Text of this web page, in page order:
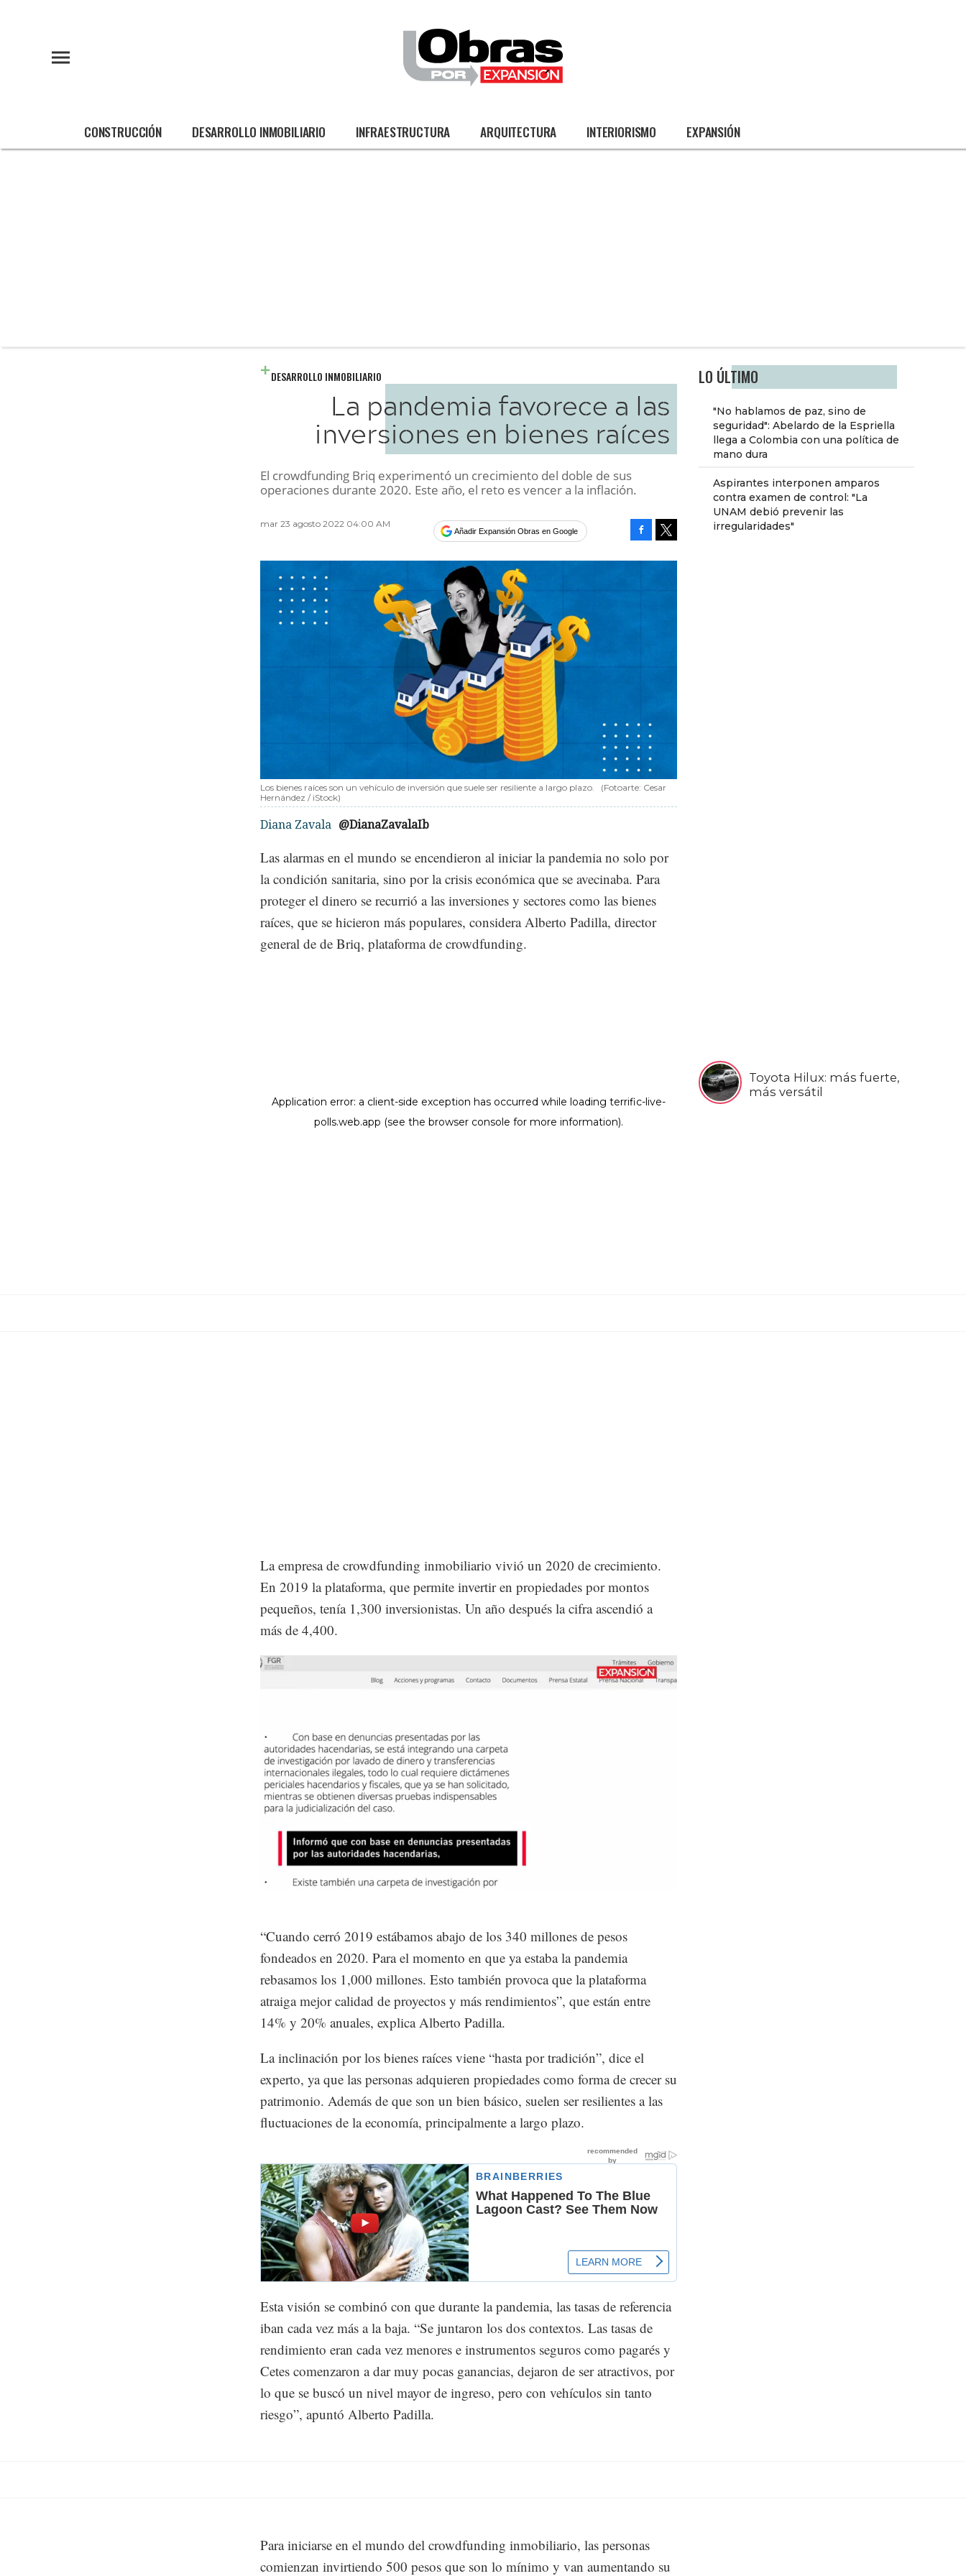
CONSTRUCCIÓN DESARROLLO INMOBILIARIO INFRAESTRUCTURA ARQUITECTURA INTERIORISMO EXPANSIÓN
LO ÚLTIMO
"No hablamos de paz, sino de
seguridad": Abelardo de la Espriella
llega a Colombia con una política de
mano dura
Aspirantes interponen amparos
contra examen de control: "La
UNAM debió prevenir las
irregularidades"
Toyota Hilux: más fuerte,
más versátil
DESARROLLO INMOBILIARIO
La pandemia favorece a las
inversiones en bienes raíces
El crowdfunding Briq experimentó un crecimiento del doble de sus
operaciones durante 2020. Este año, el reto es vencer a la inflación.
mar 23 agosto 2022 04:00 AM
Añadir Expansión Obras en Google
Los bienes raíces son un vehículo de inversión que suele ser resiliente a largo plazo.
(Fotoarte: Cesar
Hernández / iStock)
Diana Zavala @DianaZavalaIb
Las alarmas en el mundo se encendieron al iniciar la pandemia no solo por
la condición sanitaria, sino por la crisis económica que se avecinaba. Para
proteger el dinero se recurrió a las inversiones y sectores como las bienes
raíces, que se hicieron más populares, considera Alberto Padilla, director
general de de Briq, plataforma de crowdfunding.
La empresa de crowdfunding inmobiliario vivió un 2020 de crecimiento.
En 2019 la plataforma, que permite invertir en propiedades por montos
pequeños, tenía 1,300 inversionistas. Un año después la cifra ascendió a
más de 4,400.
Unmute Loaded:
69.79%
“Cuando cerró 2019 estábamos abajo de los 340 millones de pesos
fondeados en 2020. Para el momento en que ya estaba la pandemia
rebasamos los 1,000 millones. Esto también provoca que la plataforma
atraiga mejor calidad de proyectos y más rendimientos”, que están entre
14% y 20% anuales, explica Alberto Padilla.
La inclinación por los bienes raíces viene “hasta por tradición”, dice el
experto, ya que las personas adquieren propiedades como forma de crecer su
patrimonio. Además de que son un bien básico, suelen ser resilientes a las
fluctuaciones de la economía, principalmente a largo plazo.
Esta visión se combinó con que durante la pandemia, las tasas de referencia
iban cada vez más a la baja. “Se juntaron los dos contextos. Las tasas de
rendimiento eran cada vez menores e instrumentos seguros como pagarés y
Cetes comenzaron a dar muy pocas ganancias, dejaron de ser atractivos, por
lo que se buscó un nivel mayor de ingreso, pero con vehículos sin tanto
riesgo”, apuntó Alberto Padilla.
Para iniciarse en el mundo del crowdfunding inmobiliario, las personas
comienzan invirtiendo 500 pesos que son lo mínimo y van aumentando su